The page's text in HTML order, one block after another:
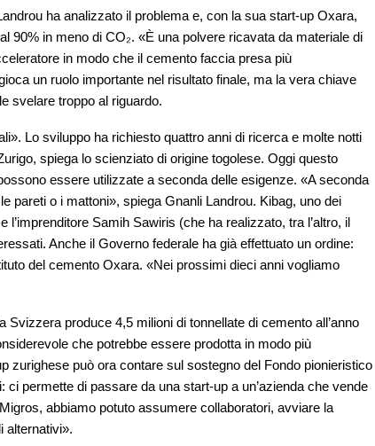
ha analizzato il problema e, con la sua start-up Oxara,
90% in meno di CO₂. «È una polvere ricavata da materiale di
in modo che il cemento faccia presa più
un ruolo importante nel risultato finale, ma la vera chiave
svelare troppo al riguardo.
Lo sviluppo ha richiesto quattro anni di ricerca e molte notti
spiega lo scienziato di origine togolese. Oggi questo
essere utilizzate a seconda delle esigenze. «A seconda
pareti o i mattoni», spiega Gnanli Landrou. Kibag, uno dei
Samih Sawiris (che ha realizzato, tra l’altro, il
Anche il Governo federale ha già effettuato un ordine:
del cemento Oxara. «Nei prossimi dieci anni vogliamo
produce 4,5 milioni di tonnellate di cemento all’anno
che potrebbe essere prodotta in modo più
zurighese può ora contare sul sostegno del Fondo pionieristico
permette di passare da una start-up a un’azienda che vende
abbiamo potuto assumere collaboratori, avviare la
alternativi».